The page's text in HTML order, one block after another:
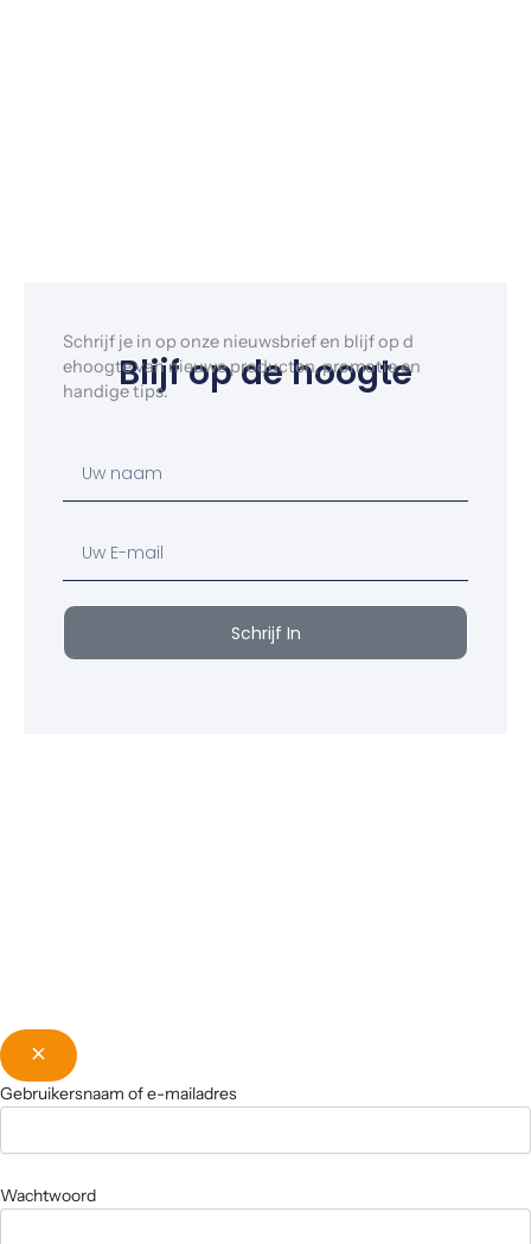
Blijf op de hoogte
Schrijf je in op onze nieuwsbrief en blijf op d
ehoogte van nieuwe producten, promotie en
handige tips.
Naam
email
Schrijf In
Gebruikersnaam of e-mailadres
Wachtwoord